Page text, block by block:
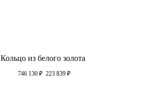
Кольцо из белого золота
746 130 ₽ 223 839 ₽